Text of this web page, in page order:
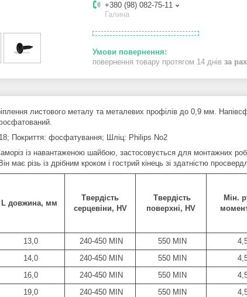
+380 (98) 082-75-11
Галина
повернення товару протягом 14 днів за
листового металу та металевих профілів до 0,9 мм.
Покриття: фосфатування; Шліц: Philips No2
із навантаженою шайбою, застосовується для монтажних
має різь із дрібним кроком і гострий кінець зі здатністю
L довжина, мм
Твердість
серцевіни, HV
Твердість
поверхні, HV
Мін.
13,0 240-450 MIN 550 MIN
14,0 240-450 MIN 550 MIN
16,0 240-450 MIN 550 MIN
19,0 240-450 MIN 550 MIN